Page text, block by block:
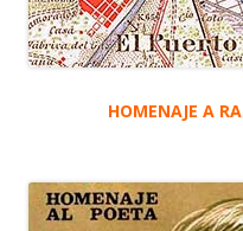
HOMENAJE A